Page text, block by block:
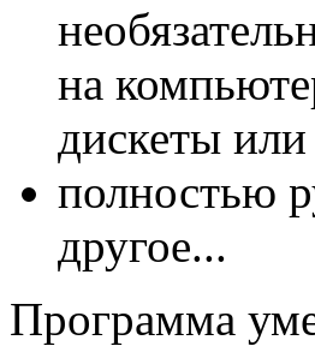
на
дискеты
полностью
другое...
Программа